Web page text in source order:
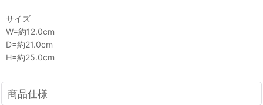
サイズ
W=約12.0cm
D=約21.0cm
H=約25.0cm
商品仕様